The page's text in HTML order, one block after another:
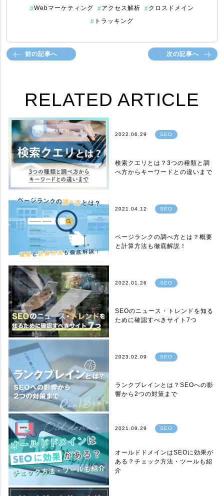
#Webマーケティング #アクセス解析 #クロスドメイン
# トラッキング
前の記事へ 次の記事へ
RELATED ARTICLE
2022.06.29 SEO
検索クエリとは？3つの種類と調
べ方からキーワードとの違いまで
2021.04.12 SEO
ページランクの調べ方とは？概要
と計算方法も徹底解説！
2022.01.26 SEO
SEOのニュース・トレンドを知る
ために確認すべきサイト7つ
2023.02.09 SEO
ランクブレインとは？SEOへの影
響から2つの対策まで
2021.09.29 SEO
オールドドメインはSEOに効果が
ある？チェック方法・ツールも紹
介